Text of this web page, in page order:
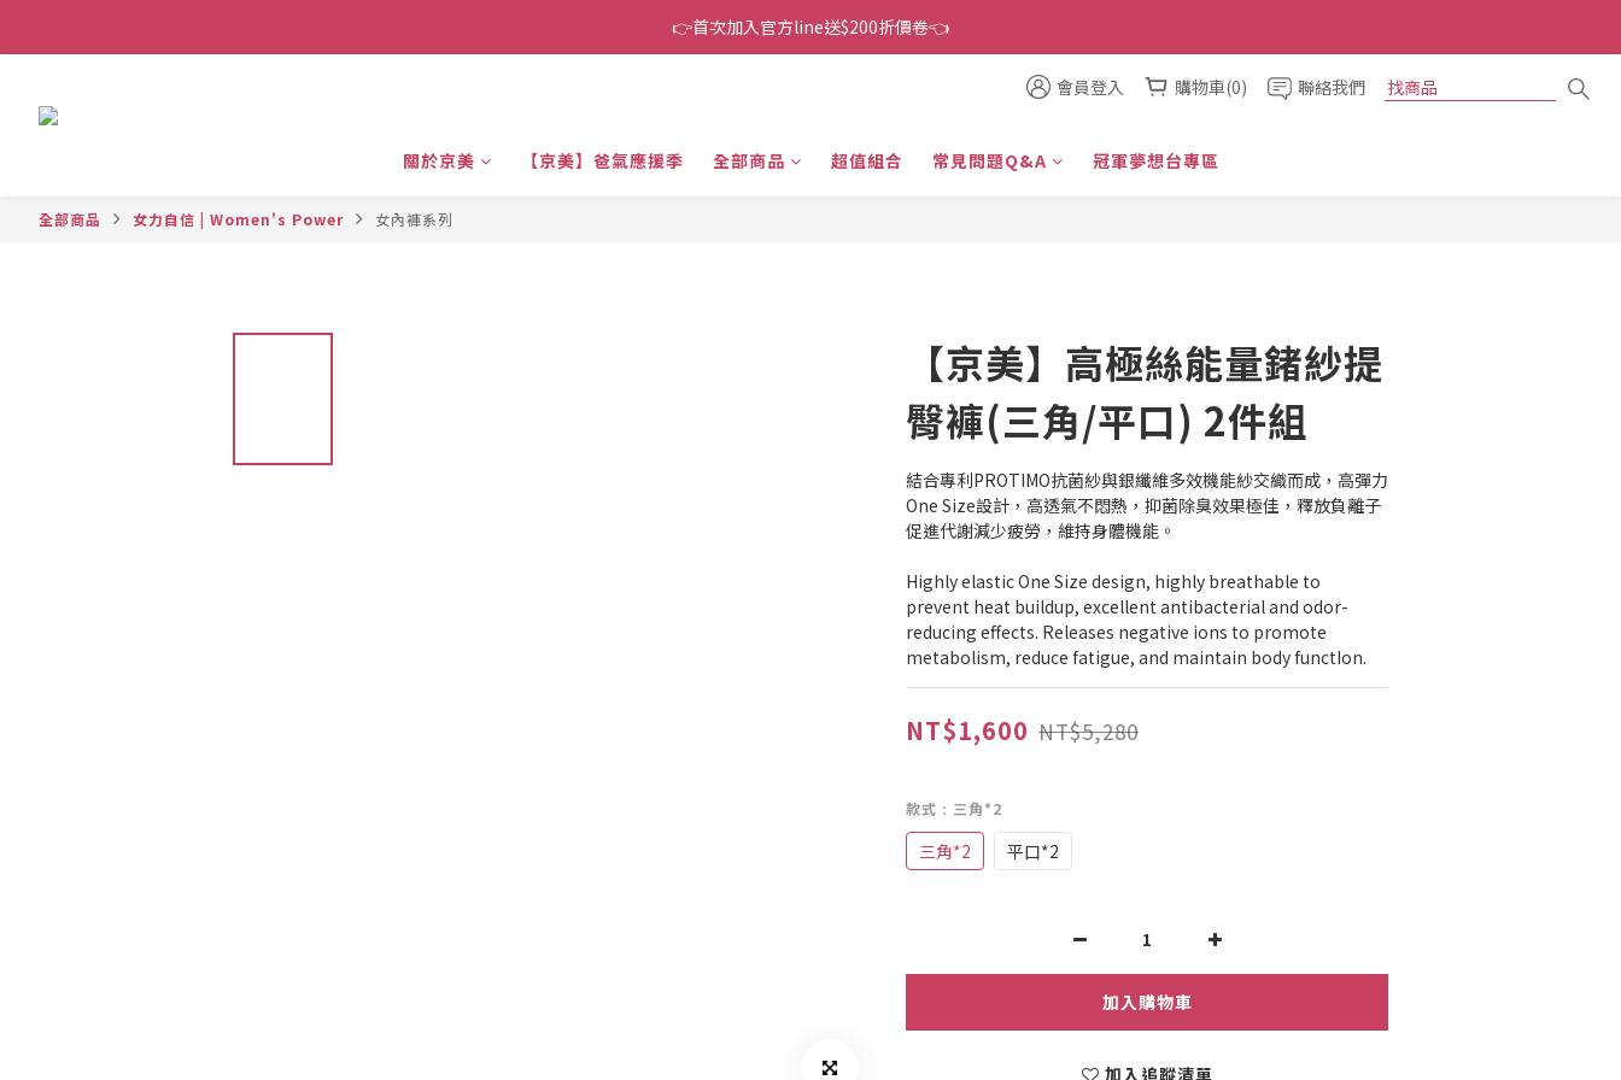
👉首次加入官方line送$200折價卷👈
👉首次加入官方line送$200折價卷👈
會員登入 購物車(0) 聯絡我們
關於京美 【京美】爸氣應援季 全部商品 超值組合 常見問題Q&A 冠軍夢想台專區
全部商品 女力自信 | Women's Power 女內褲系列
【京美】高極絲能量鍺紗提
臀褲(三角/平口) 2件組
結合專利PROTIMO抗菌紗與銀纖維多效機能紗交織而成，高彈力
One Size設計，高透氣不悶熱，抑菌除臭效果極佳，釋放負離子
促進代謝減少疲勞，維持身體機能。
Highly elastic One Size design, highly breathable to
prevent heat buildup, excellent antibacterial and odor-
reducing effects. Releases negative ions to promote
metabolism, reduce fatigue, and maintain body functIon.
NT$1,600 NT$5,280
款式 : 三角*2
三角*2 平口*2
加入購物車
加入追蹤清單